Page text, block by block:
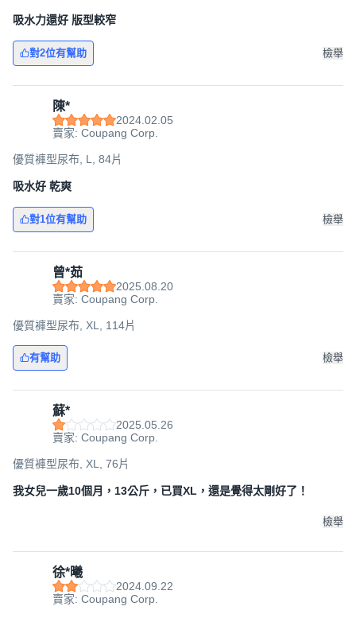
吸水力還好 版型較窄
對2位有幫助 檢舉
陳*
2024.02.05
賣家: Coupang Corp.
優質褲型尿布, L, 84片
吸水好 乾爽
對1位有幫助 檢舉
曾*茹
2025.08.20
賣家: Coupang Corp.
優質褲型尿布, XL, 114片
有幫助 檢舉
蘇*
2025.05.26
賣家: Coupang Corp.
優質褲型尿布, XL, 76片
我女兒一歲10個月，13公斤，已買XL，還是覺得太剛好了！
檢舉
徐*曦
2024.09.22
賣家: Coupang Corp.